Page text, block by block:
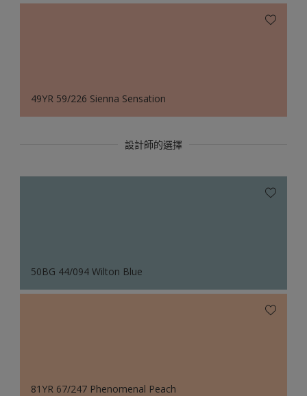
49YR 59/226 Sienna Sensation
設計師的選擇
50BG 44/094 Wilton Blue
81YR 67/247 Phenomenal Peach